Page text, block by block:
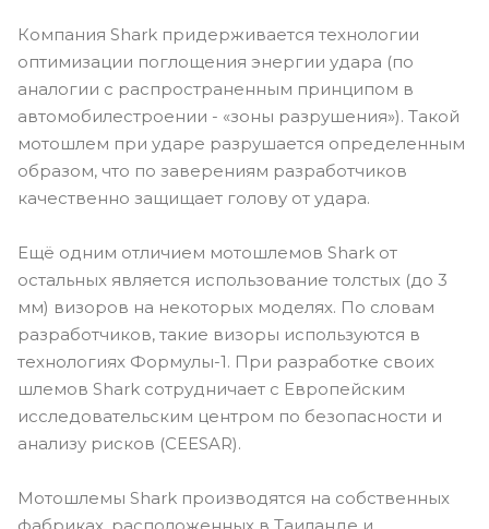
Компания Shark придерживается технологии
оптимизации поглощения энергии удара (по
аналогии с распространенным принципом в
автомобилестроении - «зоны разрушения»). Такой
мотошлем при ударе разрушается определенным
образом, что по заверениям разработчиков
качественно защищает голову от удара.
Ещё одним отличием мотошлемов Shark от
остальных является использование толстых (до 3
мм) визоров на некоторых моделях. По словам
разработчиков, такие визоры используются в
технологиях Формулы-1. При разработке своих
шлемов Shark сотрудничает с Европейским
исследовательским центром по безопасности и
анализу рисков (CEESAR).
Мотошлемы Shark производятся на собственных